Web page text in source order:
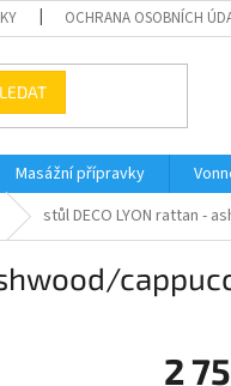
OCHRANA OSOBNÍCH
Masážní přípravky
stůl DECO LYON rattan -
2